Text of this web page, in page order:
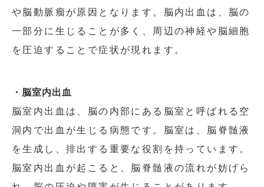
や脳動脈瘤が原因となります。脳内出血は、脳の
一部分に生じることが多く、周辺の神経や脳細胞
を圧迫することで症状が現れます。
・脳室内出血
脳室内出血は、脳の内部にある脳室と呼ばれる空
洞内で出血が生じる病態です。脳室は、脳脊髄液
を生成し、排出する重要な役割を持っています。
脳室内出血が起こると、脳脊髄液の流れが妨げら